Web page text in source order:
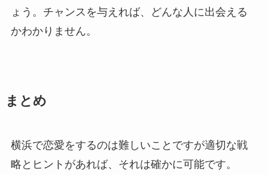
ょう。チャンスを与えれば、どんな人に出会える
かわかりません。
まとめ
横浜で恋愛をするのは難しいことですが適切な戦
略とヒントがあれば、それは確かに可能です。